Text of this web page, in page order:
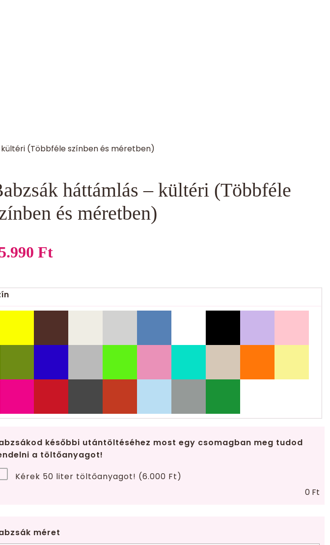
(Többféle színben és méretben)
háttámlás – kültéri (Többféle
és méretben)
Ft
későbbi utántöltéséhez most egy csomagban meg tudod
a töltőanyagot!
Kérek 50 liter töltőanyagot! (6.000 Ft)
0 Ft
méret